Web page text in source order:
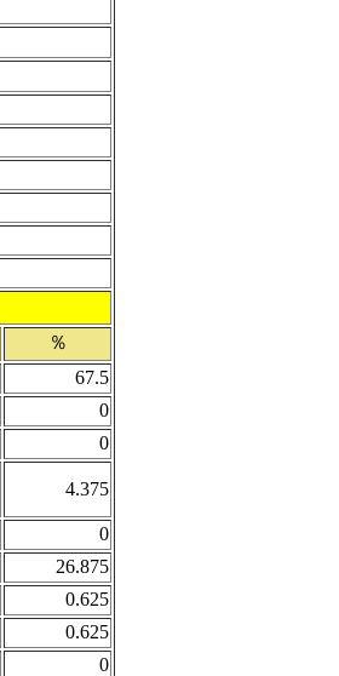
％
67.5
0
0
4.375
0
26.875
0.625
0.625
0